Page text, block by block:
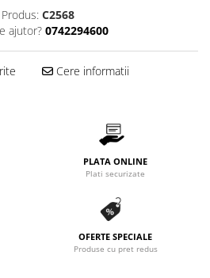
C2568
ajutor? 0742294600
Cere informatii
PLATA ONLINE
Plati securizate
OFERTE SPECIALE
Produse cu pret redus